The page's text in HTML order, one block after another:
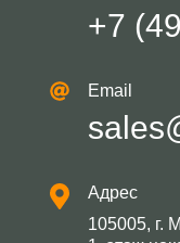
+7
Email
Адрес
105005, г.